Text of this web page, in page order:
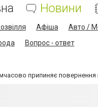
Новини
Афіша Авто /
Вопрос - ответ
припиняє повернення